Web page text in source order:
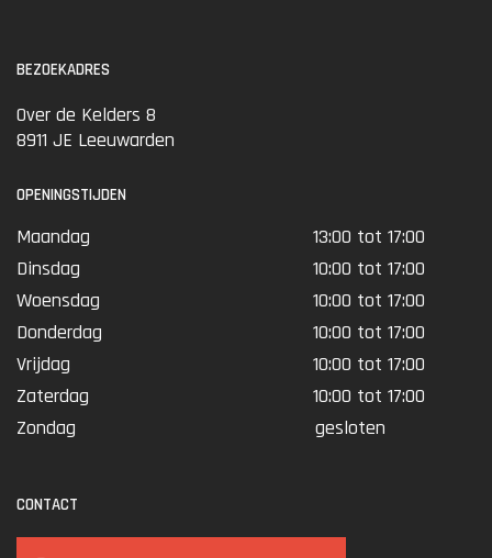
BEZOEKADRES
Over de Kelders 8
8911 JE Leeuwarden
OPENINGSTIJDEN
Maandag
13:00 tot 17:00
Dinsdag
10:00 tot 17:00
Woensdag
10:00 tot 17:00
Donderdag
10:00 tot 17:00
Vrijdag
10:00 tot 17:00
Zaterdag
10:00 tot 17:00
Zondag
gesloten
CONTACT